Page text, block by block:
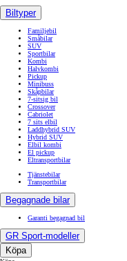
Biltyper
Familjebil
Småbilar
SUV
Sportbilar
Kombi
Halvkombi
Pickup
Minibuss
Skåpbilar
7-sitsig bil
Crossover
Cabriolet
7 sits elbil
Laddhybrid SUV
Hybrid SUV
Elbil kombi
El pickup
Eltransportbilar
Tjänstebilar
Transportbilar
Begagnade bilar
Garanti begagnad bil
GR Sport-modeller
Köpa